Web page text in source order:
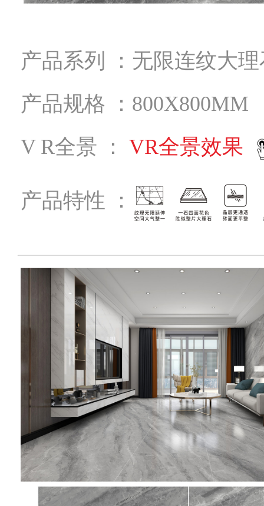
产品系列 ：无限连纹大
产品规格 ：800X800MM
V R全景 ： VR全景效果
产品特性 ：